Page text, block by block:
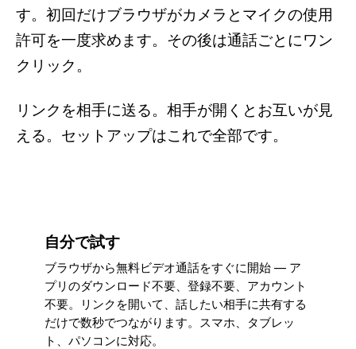
す。初回だけブラウザがカメラとマイクの使用
許可を一度求めます。その後は通話ごとにワン
クリック。
リンクを相手に送る。相手が開くとお互いが見
える。セットアップはこれで全部です。
自分で試す
ブラウザから無料ビデオ通話をすぐに開始 — ア
プリのダウンロード不要、登録不要、アカウント
不要。リンクを開いて、話したい相手に共有する
だけで数秒でつながります。スマホ、タブレッ
ト、パソコンに対応。